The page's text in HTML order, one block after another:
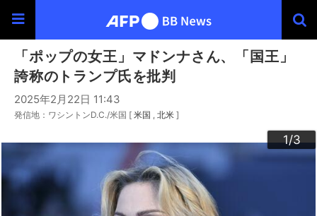
「ポップの女王」マドンナさん、「国王」
誇称のトランプ氏を批判
2025年2月22日 11:43
発信地：ワシントンD.C./米国 [ 米国 北米 ]
1/3
2/3
3/3